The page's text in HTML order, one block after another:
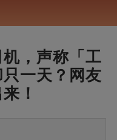
，声称「工
一天？网友
！